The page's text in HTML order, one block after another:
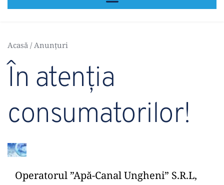
Acasă / Anunțuri
În atenția
consumatorilor!